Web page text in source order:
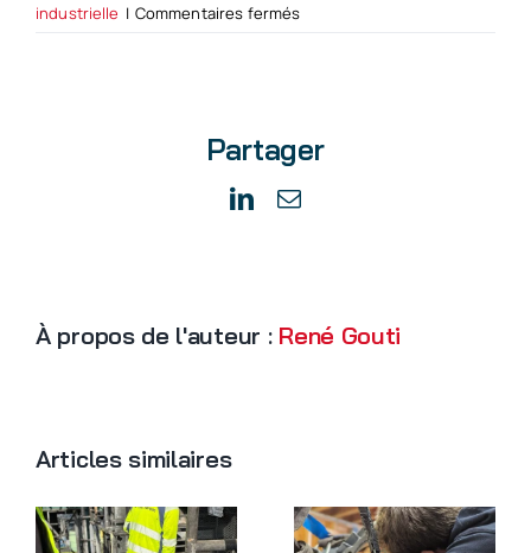
industrielle | Commentaires ferméssur
de
industrielle
Partager
LinkedIn
Email
À propos de l'auteur : René Gouti
Articles similaires